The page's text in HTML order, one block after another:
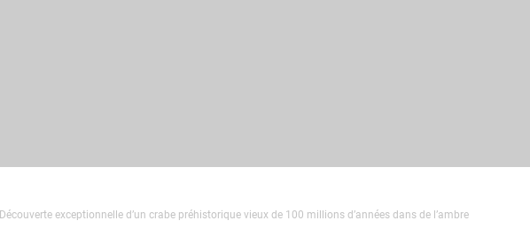
Découverte exceptionnelle d’un crabe préhistorique vieux de 100 millions d’années dans de l’ambre